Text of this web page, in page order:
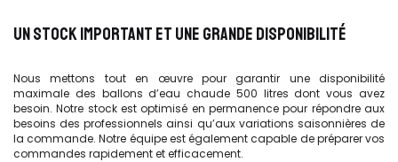
UN STOCK IMPORTANT ET UNE GRANDE DISPONIBILITÉ
Nous mettons tout en œuvre pour garantir une disponibilité
maximale des ballons d’eau chaude 500 litres dont vous avez
besoin. Notre stock est optimisé en permanence pour répondre aux
besoins des professionnels ainsi qu’aux variations saisonnières de
la commande. Notre équipe est également capable de préparer vos
commandes rapidement et efficacement.